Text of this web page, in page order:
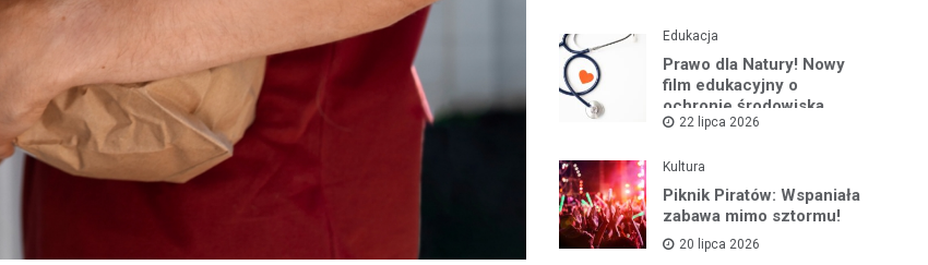
Edukacja
Prawo dla Natury! Nowy
film edukacyjny o
ochronie środowiska
22 lipca 2026
Kultura
Piknik Piratów: Wspaniała
zabawa mimo sztormu!
20 lipca 2026